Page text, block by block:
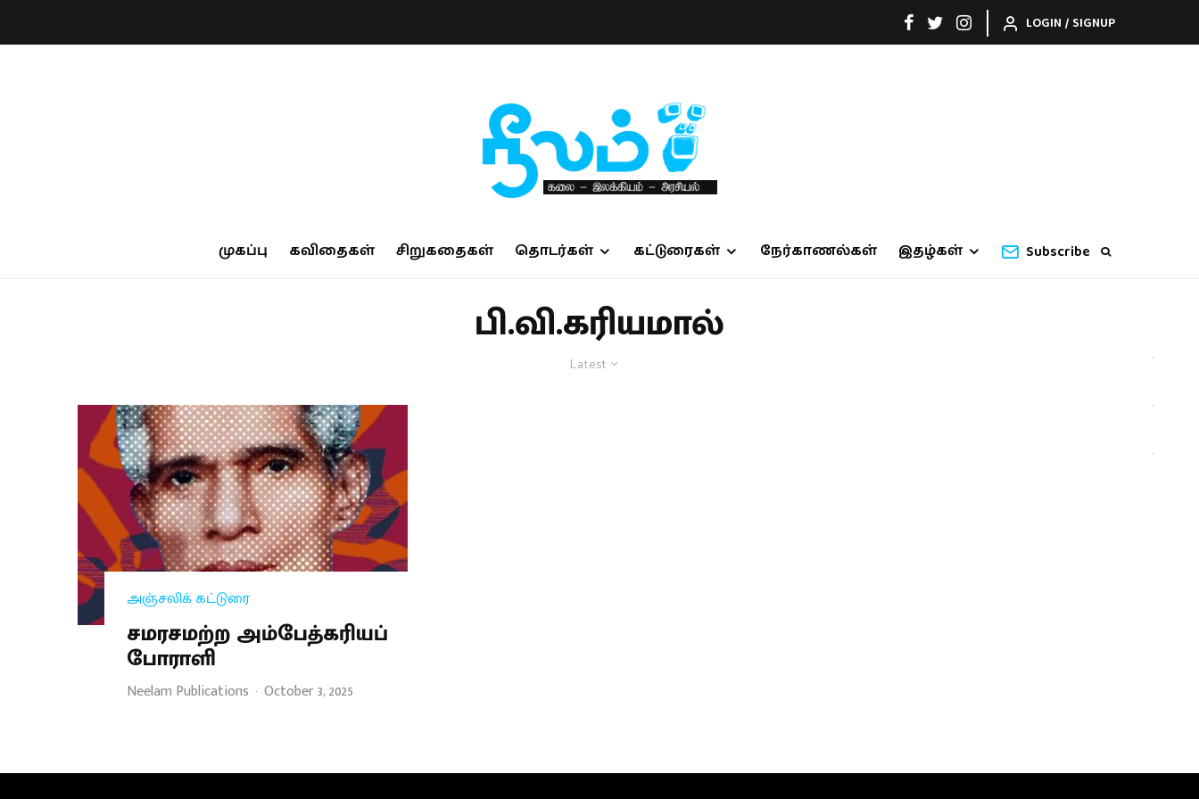
LOGIN / SIGNUP
முகப்பு கவிதைகள் சிறுகதைகள் தொடர்கள் கட்டுரைகள் நேர்காணல்கள் இதழ்கள் Subscribe
பி.வி.கரியமால்
Latest
அஞ்சலிக் கட்டுரை
சமரசமற்ற அம்பேத்கரியப்
போராளி
Neelam Publications · October 3, 2025